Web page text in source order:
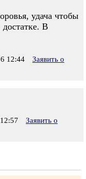
удача чтобы
В
12:44
Заявить о
Заявить о